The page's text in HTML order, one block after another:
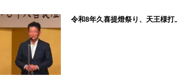
令和8年久喜提燈祭り、天王様打